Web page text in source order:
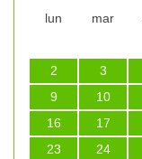
lun
mar
2
3
9
10
16
17
23
24